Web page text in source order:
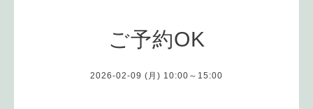
ご予約OK
2026-02-09 (月) 10:00～15:00